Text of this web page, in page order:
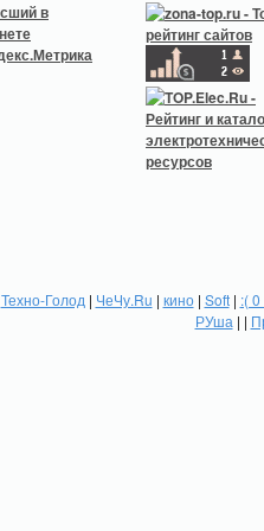
Техно-Голод | ЧеЧу.Ru | кино| Soft| :(
РУша | |